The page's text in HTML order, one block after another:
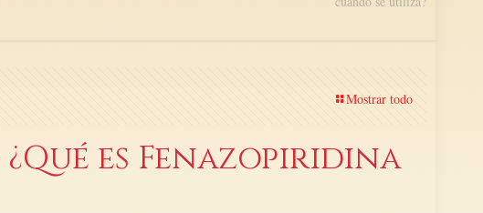
Mostrar todo
es Fenazopiridina